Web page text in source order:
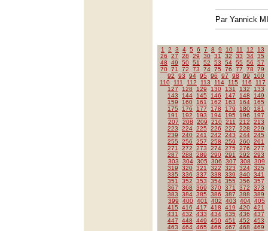
Par Yannick
1 2 3 4 5 6 7 8 9 10 11 12
13
26
27 28 29 30 31 32 33 34 35
48
49 50 51 52 53 54 55 56
57
70 71 72 73 74 75 76 77 78
79
92
93 94 95 96 97 98 99
100
110
111 112 113 114 115 116
117
127
128 129 130 131 132
133
143
144 145 146 147 148
149
159
160 161 162 163 164
165
175
176 177 178 179 180
181
191
192 193 194 195 196
197
207
208 209 210 211 212
213
223
224 225 226 227 228
229
239
240 241 242 243 244 245
255
256 257 258 259 260 261
271
272 273 274 275 276
277
287
288 289 290 291 292
293
303
304 305 306 307 308
309
319
320 321 322 323 324 325
335
336 337 338 339 340 341
351
352 353 354 355 356
357
367
368 369 370 371 372
373
383
384 385 386 387 388
389
399
400 401 402 403 404 405
415
416 417 418 419 420 421
431
432 433 434 435 436
437
447
448 449 450 451 452
453
463
464 465 466 467 468 469